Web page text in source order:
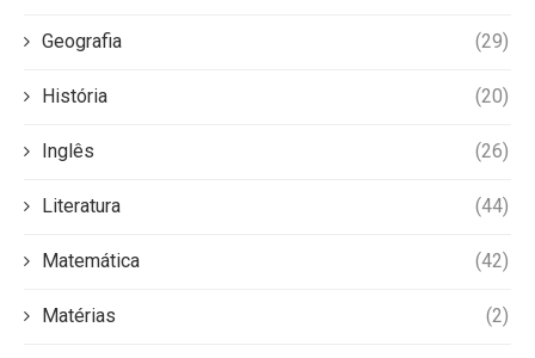
Geografia (29)
História (20)
Inglês (26)
Literatura (44)
Matemática (42)
Matérias (2)